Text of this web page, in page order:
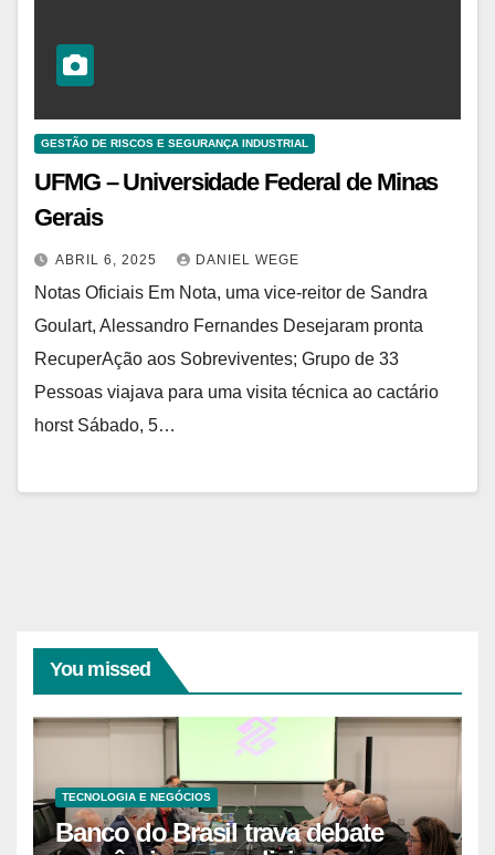
GESTÃO DE RISCOS E SEGURANÇA INDUSTRIAL
UFMG – Universidade Federal de Minas
Gerais
ABRIL 6, 2025 DANIEL WEGE
Notas Oficiais Em Nota, uma vice-reitor de Sandra
Goulart, Alessandro Fernandes Desejaram pronta
RecuperAção aos Sobreviventes; Grupo de 33
Pessoas viajava para uma visita técnica ao cactário
horst Sábado, 5…
You missed
TECNOLOGIA E NEGÓCIOS
Banco do Brasil trava debate